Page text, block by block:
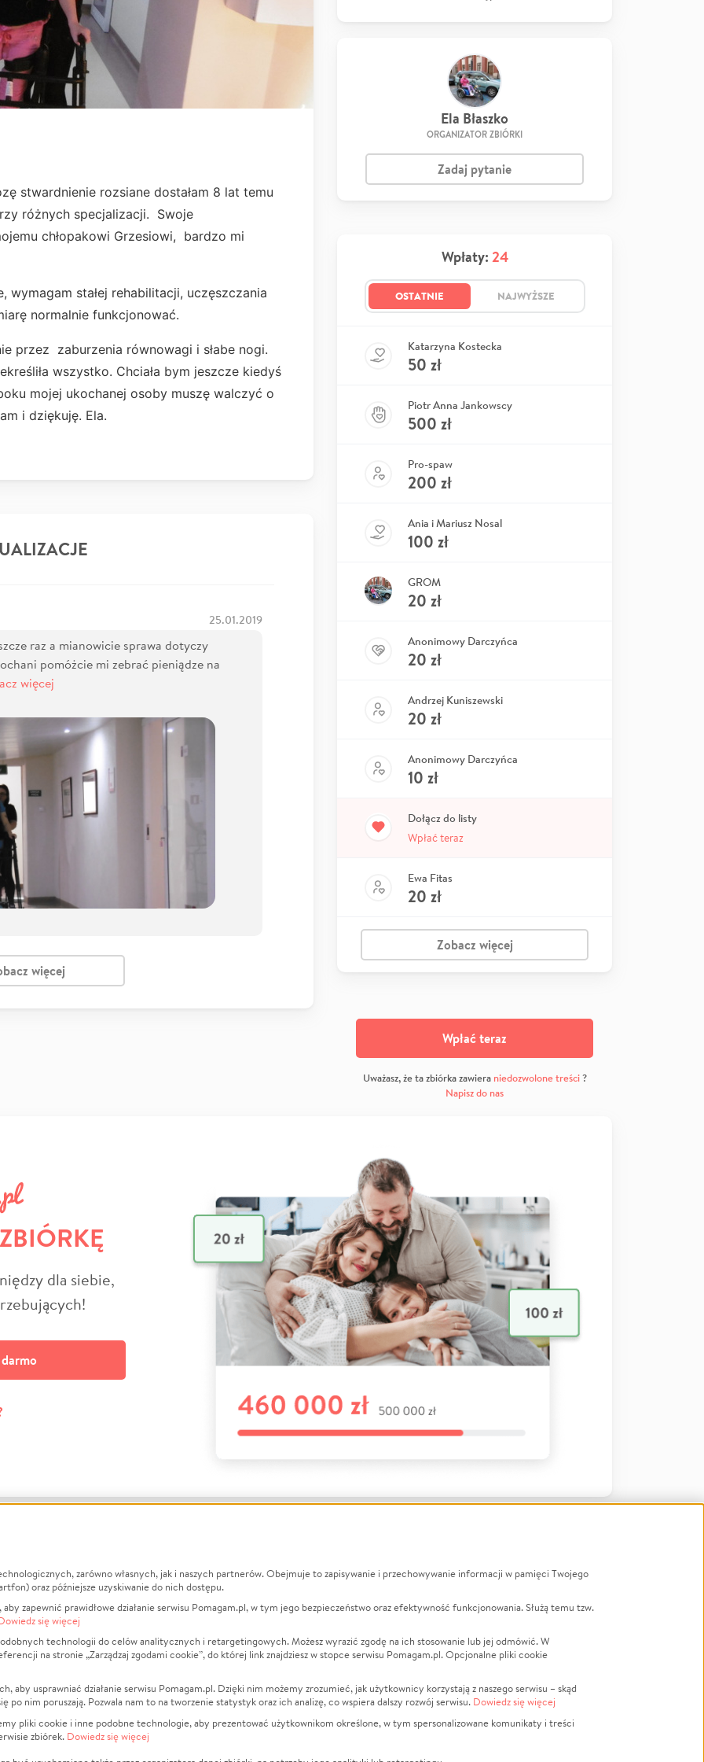
stwardnienie rozsiane dostałam 8 lat temu
różnych specjalizacji. Swoje
chłopakowi Grzesiowi, bardzo mi
stałej rehabilitacji, uczęszczania
normalnie funkcjonować.
przez zaburzenia równowagi i słabe nogi.
wszystko. Chciała bym jeszcze kiedyś
mojej ukochanej osoby muszę walczyć o
pozdrawiam i dziękuję. Ela.
25.01.2019
raz a mianowicie sprawa dotyczy
pomóżcie mi zebrać pieniądze na
więcej
więcej
Ela Błaszko
ORGANIZATOR ZBIÓRKI
Zadaj pytanie
Wpłaty: 24
OSTATNIE NAJWYŻSZE
Katarzyna Kostecka
50 zł
Piotr Anna Jankowscy
500 zł
Pro-spaw
200 zł
Ania i Mariusz Nosal
100 zł
GROM
20 zł
Anonimowy Darczyńca
20 zł
Andrzej Kuniszewski
20 zł
Anonimowy Darczyńca
10 zł
Dołącz do listy
Wpłać teraz
Ewa Fitas
20 zł
Zobacz więcej
Wpłać teraz
Uważasz, że ta zbiórka zawiera niedozwolone treści?
Napisz do nas
dla siebie,
Prywatności
serwisów
plików cookie
zgodami cookie
O nas
Opinie
Raporty
Za darmo
Dla NGO
Fundacja Pomagam.pl
Zbieraj na
Leczenie
Zwierzęta
Pożar
Sport
Pomoc Finansowa
Pogrzeb
LGBTQ+
Powódź
Wichura
Religia
Edukacja
zarówno własnych, jak i naszych partnerów. Obejmuje to zapisywanie i przechowywanie informacji w pamięci Twojego
oraz późniejsze uzyskiwanie do nich dostępu.
zapewnić prawidłowe działanie serwisu Pomagam.pl, w tym jego bezpieczeństwo oraz efektywność funkcjonowania. Służą temu tzw.
się więcej
technologii do celów analitycznych i retargetingowych. Możesz wyrazić zgodę na ich stosowanie lub jej odmówić. W
na stronie „Zarządzaj zgodami cookie”, do której link znajdziesz w stopce serwisu Pomagam.pl. Opcjonalne pliki cookie
aby usprawniać działanie serwisu Pomagam.pl. Dzięki nim możemy zrozumieć, jak użytkownicy korzystają z naszego serwisu – skąd
po nim poruszają. Pozwala nam to na tworzenie statystyk oraz ich analizę, co wspiera dalszy rozwój serwisu. Dowiedz się więcej
pliki cookie i inne podobne technologie, aby prezentować użytkownikom określone, w tym spersonalizowane komunikaty i treści
zbiórek. Dowiedz się więcej